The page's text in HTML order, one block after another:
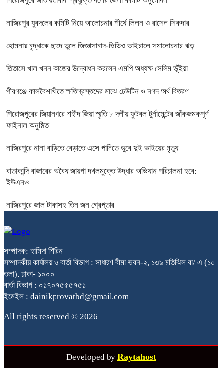
নাজিরপুর যুবদলের কমিটি নিয়ে আলোচনার শীর্ষে লিলন ও রাসেল সিকদার
হোমনায় বৃদ্ধাকে ছাদে তুলে জিজ্ঞাসাবাদ-ভিডিও ভাইরালে সমালোচনার ঝড়
তিতাসে খাল খনন কাজের উদ্বোধন করলেন এমপি অধ্যক্ষ সেলিম ভূঁইয়া
পীরগঞ্জে কালবৈশাখীতে ক্ষতিগ্রস্তদের মাঝে ঢেউটিন ও নগদ অর্থ বিতরণ
পিরোজপুরের জিয়ানগরে শহীদ জিয়া স্মৃতি ৮ দলীয় ফুটবল টুর্নামেন্টের জাঁকজমকপূর্ণ
ফাইনাল অনুষ্ঠিত
নাজিরপুরে নানা বাড়িতে বেড়াতে এসে পানিতে ডুবে দুই ভাইয়ের মৃত্যু
বাতাকান্দি বাজারের অবৈধ জায়গা দখলমুক্তে উদ্ধার অভিযান পরিচালনা হবে:
ইউএনও
নাজিরপুরে জাল টাকাসহ তিন জন গ্রেপ্তার
সম্পাদক: হামিদা শিরিন
সম্পাদকীয় কার্যালয় ও বার্তা বিভাগ : সাধারণ বীমা ভবন-২, ১৩৯ মতিঝিল বা/ এ (১০
তলা), ঢাকা- ১০০০
বার্তা বিভাগ : ০১৭০৭৫৫৫৭৫১
ইমেইল : dainikprovatbd@gmail.com
All rights reserved © 2026
Developed by Raytahost